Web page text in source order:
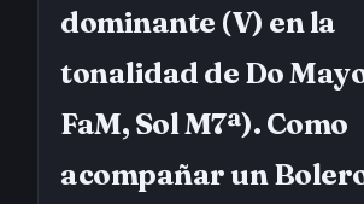
dominante (V) en la
tonalidad de Do
FaM, Sol M7ª). Como
acompañar un